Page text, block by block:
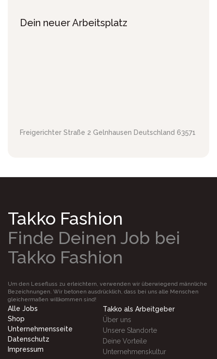
Dein neuer Arbeitsplatz
Freigerichter Straße 2 Gelnhausen Deutschland 63571
Takko Fashion
Finde Deinen Job bei
Takko Fashion
Um den Lesefluss zu erleichtern, verwenden wir überwiegend männliche
Bezeichnungen. Wir betonen ausdrücklich, dass bei uns alle Menschen
gleichermaßen willkommen sind!
Alle Jobs
Shop
Unternehmensseite
Datenschutz
Impressum
Takko als Arbeitgeber
Über uns
Unsere Standorte
Deine Vorteile
Unternehmenskultur